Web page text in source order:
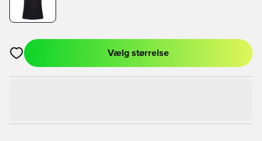
Åbner en Modal til at logge ind eller tilmelde dig som medlem
Vælg størrelse